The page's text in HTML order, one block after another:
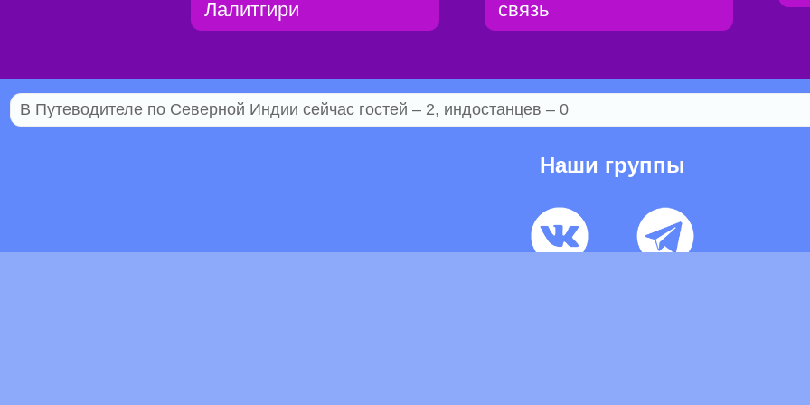
Лалитгири
связь
В Путеводителе по Северной Индии сейчас гостей – 2, индостанцев – 0
Наши группы